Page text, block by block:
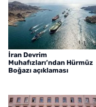
İran Devrim
Muhafızları’ndan Hürmüz
Boğazı açıklaması